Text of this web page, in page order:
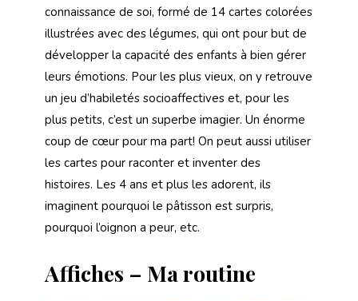
connaissance de soi, formé de 14 cartes colorées
illustrées avec des légumes, qui ont pour but de
développer la capacité des enfants à bien gérer
leurs émotions. Pour les plus vieux, on y retrouve
un jeu d’habiletés socioaffectives et, pour les
plus petits, c’est un superbe imagier. Un énorme
coup de cœur pour ma part! On peut aussi utiliser
les cartes pour raconter et inventer des
histoires. Les 4 ans et plus les adorent, ils
imaginent pourquoi le pâtisson est surpris,
pourquoi l’oignon a peur, etc.
Affiches – Ma routine